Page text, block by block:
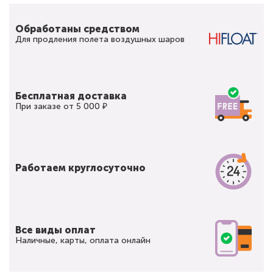
Обработаны средством
Для продления полета воздушных шаров
Бесплатная доставка
При заказе от 5 000 ₽
Работаем круглосуточно
Все виды оплат
Наличные, карты, оплата онлайн